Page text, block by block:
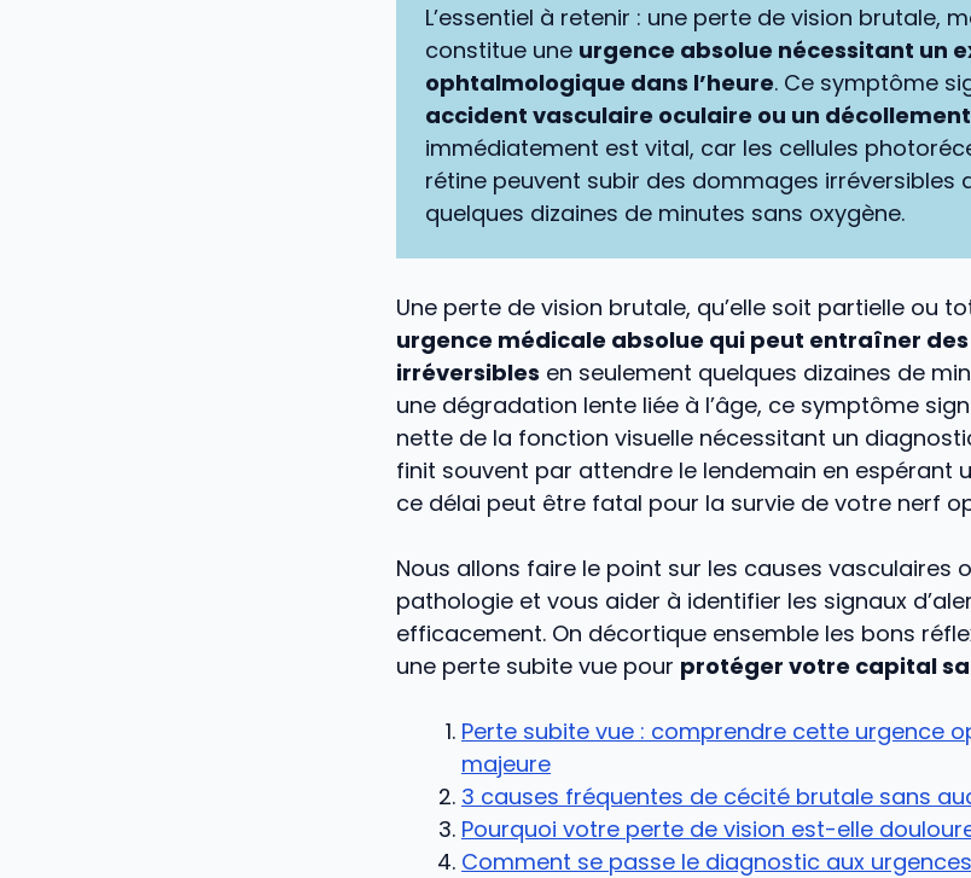
L’essentiel à retenir : une perte de vision brutale,
constitue une urgence absolue nécessitant un
ophtalmologique dans l’heure. Ce symptôme
accident vasculaire oculaire ou un
immédiatement est vital, car les cellules
rétine peuvent subir des dommages irréversibles
quelques dizaines de minutes sans oxygène.
Une perte de vision brutale, qu’elle soit partielle ou
urgence médicale absolue qui peut entraîner
irréversibles en seulement quelques dizaines de
une dégradation lente liée à l’âge, ce symptôme
nette de la fonction visuelle nécessitant un
finit souvent par attendre le lendemain en espérant
ce délai peut être fatal pour la survie de votre nerf
Nous allons faire le point sur les causes vasculaires
pathologie et vous aider à identifier les signaux
efficacement. On décortique ensemble les bons
une perte subite vue pour protéger votre capital
Perte subite vue : comprendre cette urgence
majeure
3 causes fréquentes de cécité brutale sans
Pourquoi votre perte de vision est-elle
Comment se passe le diagnostic aux